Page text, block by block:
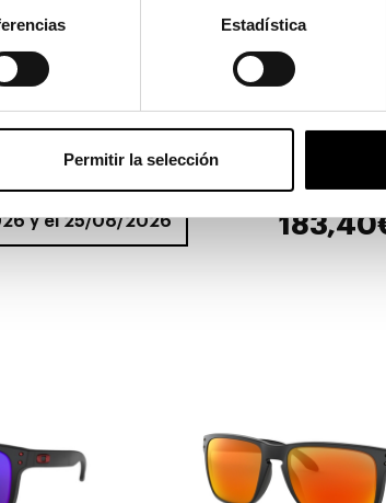
Estadística
Permitir la selección
y el 25/08/2026